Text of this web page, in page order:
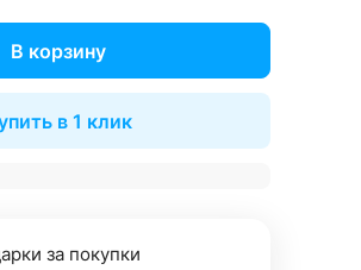
В корзину
в 1 клик
за покупки